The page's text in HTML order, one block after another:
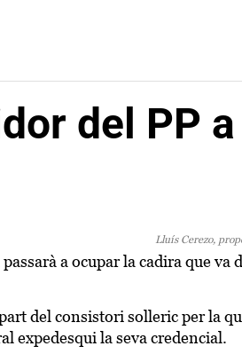
del PP a
Lluís Cerezo,
a ocupar la cadira que va
del consistori solleric per la
expedesqui la seva credencial.